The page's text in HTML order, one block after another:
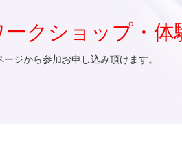
ークショップ・体
ージから参加お申し込み頂けます。